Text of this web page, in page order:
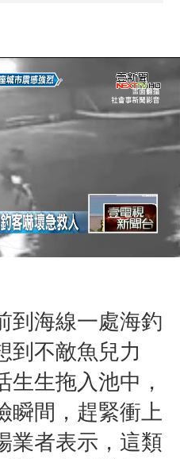
到海線一處海釣
到不敵魚兒力
生生拖入池中，
瞬間，趕緊衝上
業者表示，這類